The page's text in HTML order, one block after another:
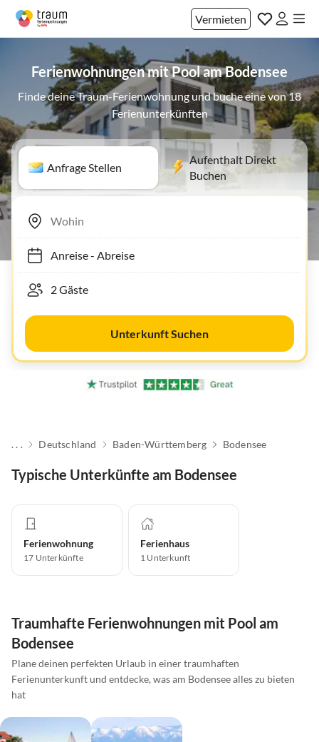
Vermieten
Ferienwohnungen mit Pool am Bodensee
Finde deine Traum-Ferienwohnung und buche eine von 18
Ferienunterkünften
Anfrage Stellen
Aufenthalt Direkt
Buchen
Anreise- Abreise
Unterkunft Suchen
. . . Deutschland Baden-Württemberg Bodensee
Typische Unterkünfte am Bodensee
Ferienwohnung
17 Unterkünfte
Ferienhaus
1 Unterkunft
Traumhafte Ferienwohnungen mit Pool am
Bodensee
Plane deinen perfekten Urlaub in einer traumhaften
Ferienunterkunft und entdecke, was am Bodensee alles zu bieten
hat